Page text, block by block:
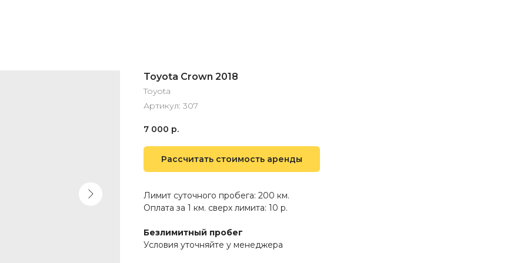
Toyota Crown 2018
Toyota
Артикул: 307
7 000 р.
Рассчитать стоимость аренды
Лимит суточного пробега: 200 км.
Оплата за 1 км. сверх лимита: 10 р.
Безлимитный пробег
Условия уточняйте у менеджера